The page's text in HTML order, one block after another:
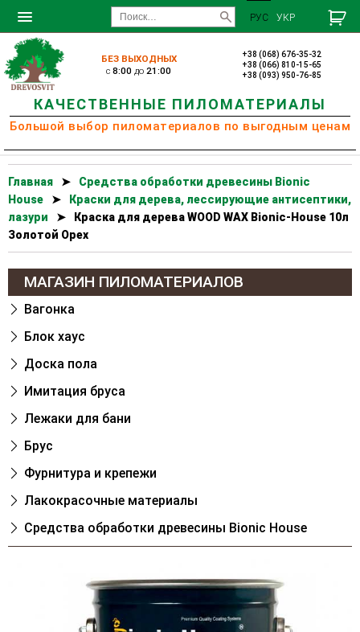
РУС УКР
БЕЗ ВЫХОДНЫХ
c8:00 до21:00
+38 (068) 676-35-32
+38 (066) 810-15-65
+38 (093) 950-76-85
КАЧЕСТВЕННЫЕ ПИЛОМАТЕРИАЛЫ
Большой выбор пиломатериалов по выгодным ценам
Главная ➤
Cредства обработки древесины Bionic
House
➤
Краски для дерева, лессирующие антисептики,
лазури
➤
Краска для дерева WOOD WAX Bionic-House 10л
Золотой Орех
МАГАЗИН ПИЛОМАТЕРИАЛОВ
Вагонка
Блок хаус
Доска пола
Имитация бруса
Лежаки для бани
Брус
Фурнитура и крепежи
Лакокрасочные материалы
Cредства обработки древесины Bionic House